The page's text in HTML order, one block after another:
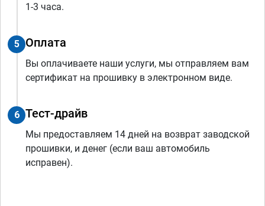
1-3 часа.
5 Оплата
Вы оплачиваете наши услуги, мы отправляем вам
сертификат на прошивку в электронном виде.
6 Тест-драйв
Мы предоставляем 14 дней на возврат заводской
прошивки, и денег (если ваш автомобиль
исправен).